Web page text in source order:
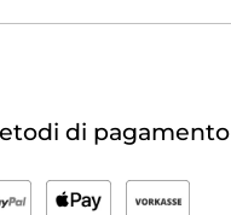
di pagamento